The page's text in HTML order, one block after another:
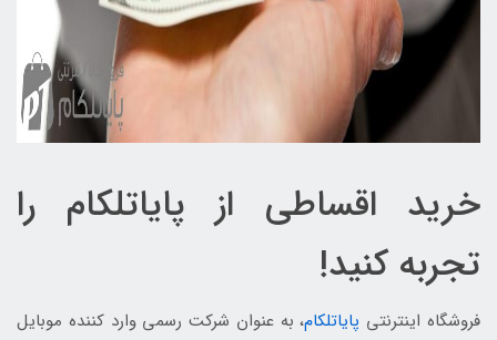
خرید اقساطی از پایاتلکام را
تجربه کنید!
فروشگاه اینترنتی پایاتلکام، به عنوان شرکت رسمی وارد کننده موبایل